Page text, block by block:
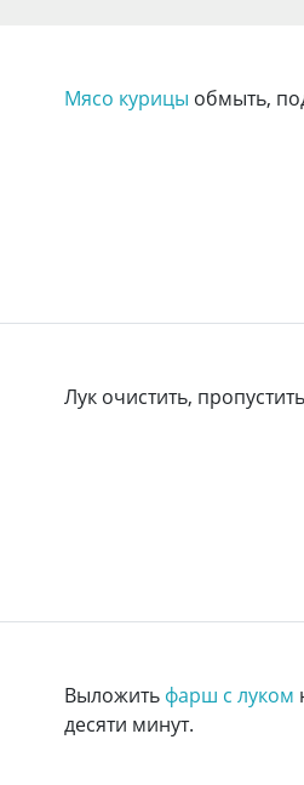
Мясо курицы обмыть,
Лук очистить,
Выложить фарш с луком
десяти минут.